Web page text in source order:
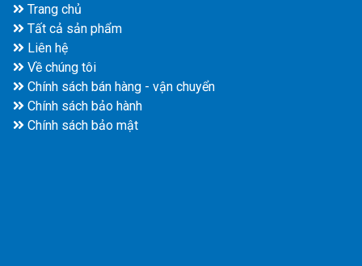
Trang chủ
Tất cả sản phẩm
Liên hệ
Về chúng tôi
Chính sách bán hàng - vận chuyển
Chính sách bảo hành
Chính sách bảo mật